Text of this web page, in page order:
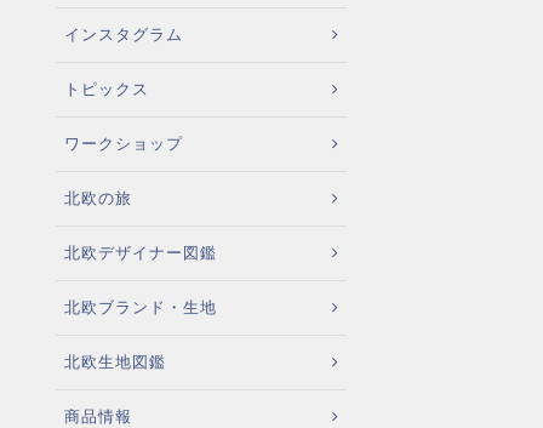
インスタグラム
トピックス
ワークショップ
北欧の旅
北欧デザイナー図鑑
北欧ブランド・生地
北欧生地図鑑
商品情報